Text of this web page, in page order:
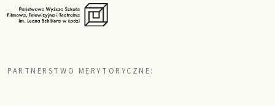
PARTNERSTWO MERYTORYCZNE: